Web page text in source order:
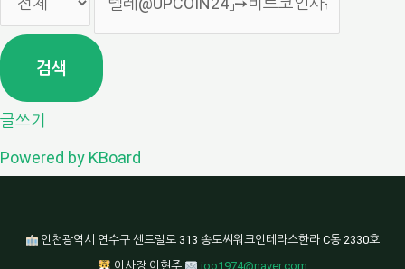
검색
글쓰기
Powered by KBoard
인천광역시 연수구 센트럴로 313 송도씨워크인테라스한라 C동 2330호
이사장 이현주
joo1974@naver.com